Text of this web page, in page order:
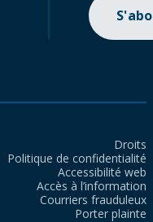
Droits
Politique de confidentialité
Accessibilité web
Accès à l’information
Courriers frauduleux
Porter plainte